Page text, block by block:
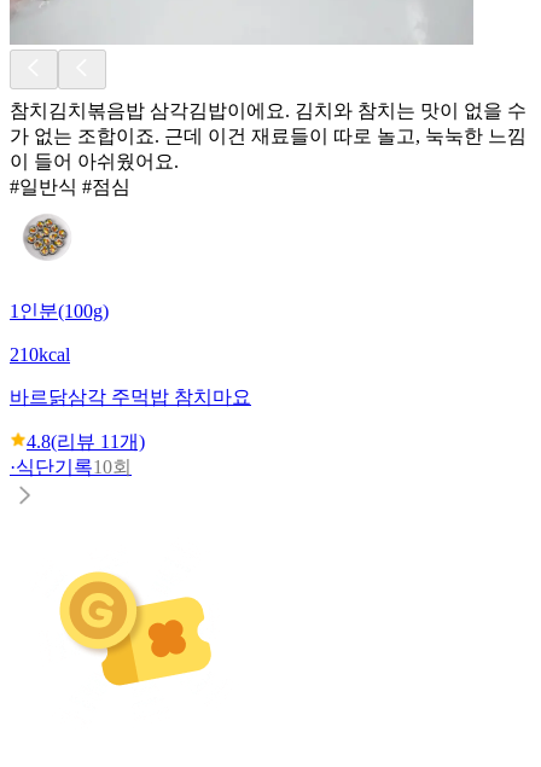
참치김치볶음밥 삼각김밥이에요. 김치와 참치는 맛이 없을 수
가 없는 조합이죠. 근데 이건 재료들이 따로 놀고, 눅눅한 느낌
이 들어 아쉬웠어요.
#일반식 #점심
1인분(100g)
210kcal
바르닭삼각 주먹밥 참치마요
4.8(리뷰 11개)
·식단기록10회